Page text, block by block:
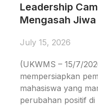
Leadership
Mengasah
July 15, 2026
(UKWMS – 15/7/
mempersiapkan
mahasiswa yang
perubahan positif